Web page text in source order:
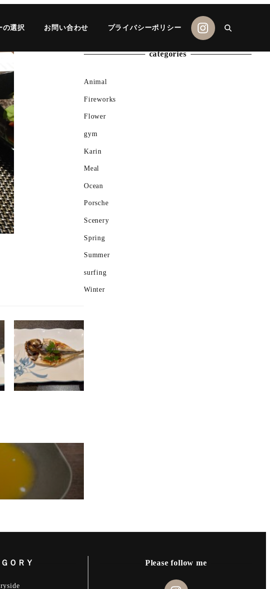
の選択 お問い合わせ プライバシーポリシー
categories
Animal
Fireworks
Flower
gym
Karin
Meal
Ocean
Porsche
Scenery
Spring
Summer
surfing
Winter
ＯＲＹ Please follow me